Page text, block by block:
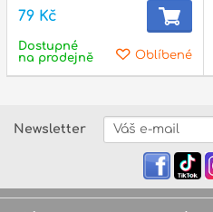
79 Kč
Oblíbené
Dostupné
na prodejně
Newsletter